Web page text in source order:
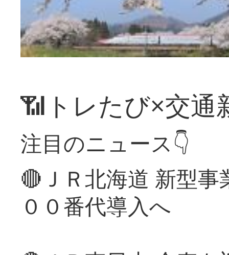
📶トレたび×交通
注目のニュース👇
🔴ＪＲ北海道 新型
００番代導入へ